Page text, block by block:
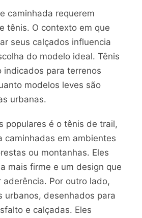
caminhada requerem
tênis. O contexto em que
seus calçados influencia
do modelo ideal. Tênis
indicados para terrenos
modelos leves são
urbanas.
populares é o tênis de trail,
caminhadas em ambientes
ou montanhas. Eles
mais firme e um design que
aderência. Por outro lado,
urbanos, desenhados para
e calçadas. Eles